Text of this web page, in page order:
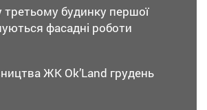
будинку першої
фасадні роботи
ЖК Оk’Land грудень